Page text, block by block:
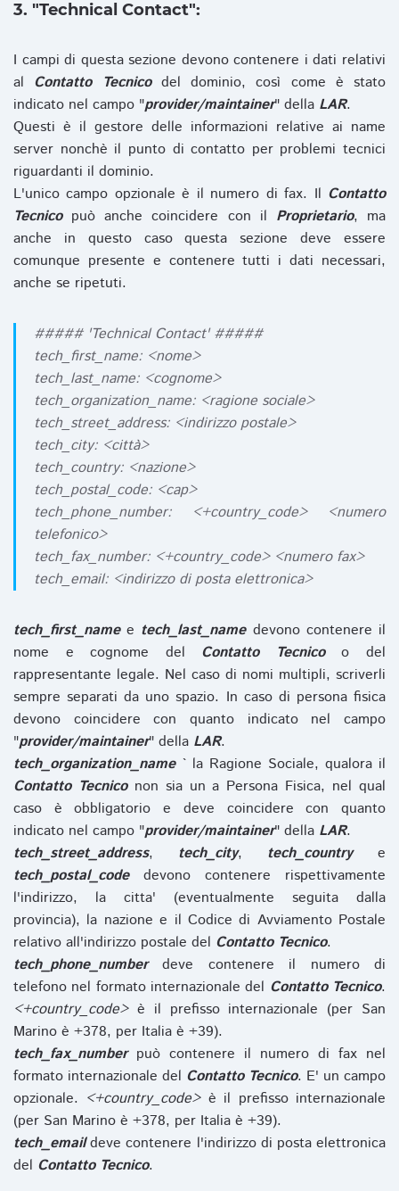
3. "Technical Contact":
I campi di questa sezione devono contenere i dati relativi
al Contatto Tecnicodel dominio, così come è stato
indicato nel campo "provider/maintainer" della LAR.
Questi è il gestore delle informazioni relative ai name
server nonchè il punto di contatto per problemi tecnici
riguardanti il dominio.
L'unico campo opzionale è il numero di fax. Il Contatto
Tecnicopuò anche coincidere con il Proprietario, ma
anche in questo caso questa sezione deve essere
comunque presente e contenere tutti i dati necessari,
anche se ripetuti.
##### 'Technical Contact' #####
tech_first_name: <nome>
tech_last_name: <cognome>
tech_organization_name: <ragione sociale>
tech_street_address: <indirizzo postale>
tech_city: <città>
tech_country: <nazione>
tech_postal_code: <cap>
tech_phone_number: <+country_code> <numero
telefonico>
tech_fax_number: <+country_code> <numero fax>
tech_email: <indirizzo di posta elettronica>
tech_first_namee tech_last_namedevono contenere il
nome e cognome del Contatto Tecnicoo del
rappresentante legale. Nel caso di nomi multipli, scriverli
sempre separati da uno spazio. In caso di persona fisica
devono coincidere con quanto indicato nel campo
"provider/maintainer" della LAR.
tech_organization_name` la Ragione Sociale, qualora il
Contatto Tecniconon sia un a Persona Fisica, nel qual
caso è obbligatorio e deve coincidere con quanto
indicato nel campo "provider/maintainer" della LAR.
tech_street_address, tech_city, tech_countrye
tech_postal_codedevono contenere rispettivamente
l'indirizzo, la citta' (eventualmente seguita dalla
provincia), la nazione e il Codice di Avviamento Postale
relativo all'indirizzo postale del Contatto Tecnico.
tech_phone_numberdeve contenere il numero di
telefono nel formato internazionale del Contatto Tecnico.
<+country_code>è il prefisso internazionale (per San
Marino è +378, per Italia è +39).
tech_fax_numberpuò contenere il numero di fax nel
formato internazionale del Contatto Tecnico. E' un campo
opzionale. <+country_code>è il prefisso internazionale
(per San Marino è +378, per Italia è +39).
tech_emaildeve contenere l'indirizzo di posta elettronica
del Contatto Tecnico.